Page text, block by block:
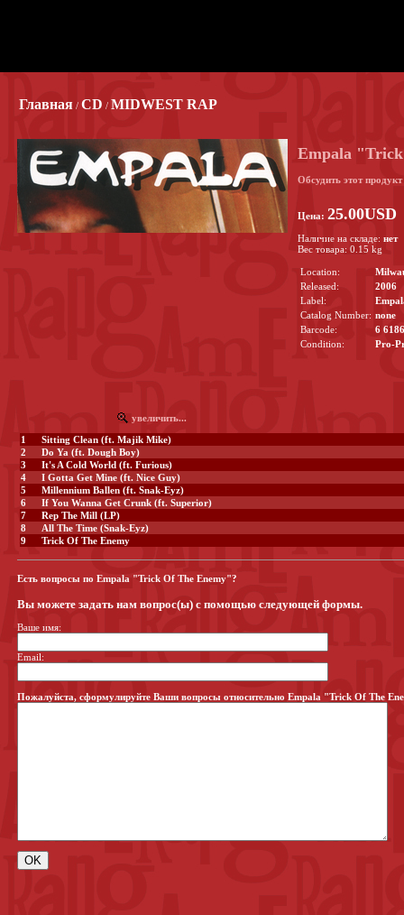
Главная/ CD / MIDWEST RAP
увеличить...
Empala
Обсудить этот продукт
Цена: 25.00USD
Наличие на складе: нет
Вес товара: 0.15 kg
Location:
Released:
2006
Label:
Catalog Number: none
Barcode:
6
Condition:
Pro-
1
Sitting Clean (ft. Majik Mike)
2
Do Ya (ft. Dough Boy)
3
It's A Cold World (ft. Furious)
4
I Gotta Get Mine (ft. Nice Guy)
5
Millennium Ballen (ft. Snak-Eyz)
6
If You Wanna Get Crunk (ft. Superior)
7
Rep The Mill (LP)
8
All The Time (Snak-Eyz)
9
Trick Of The Enemy
Есть вопросы по Empala "Trick Of The Enemy"?
Вы можете задать нам вопрос(ы) с помощью следующей формы.
Ваше имя:
Email:
Пожалуйста, сформулируйте Ваши вопросы относительно Empala "Trick Of The